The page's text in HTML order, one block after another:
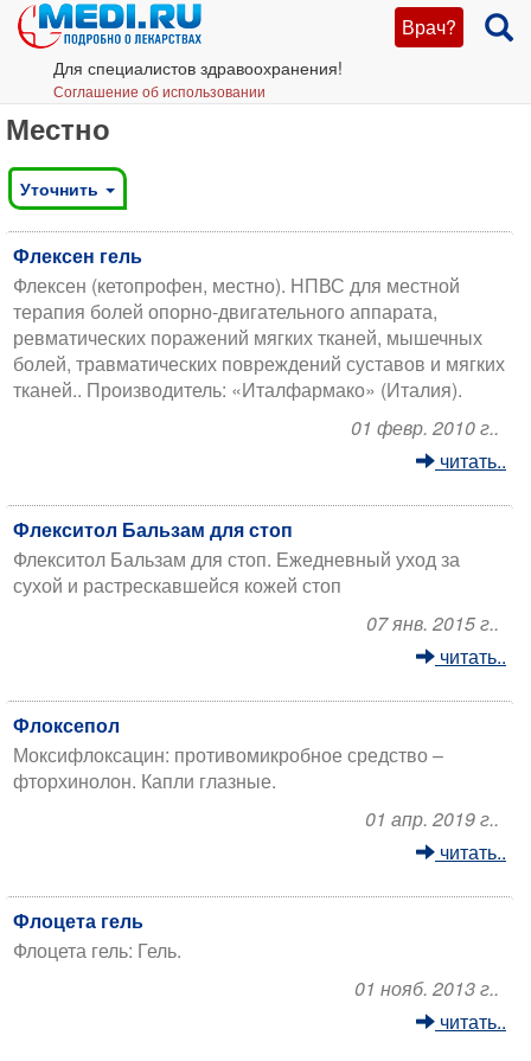
Врач?
Для специалистов здравоохранения!
Соглашение об использовании
Местно
Уточнить
Флексен гель
Флексен (кетопрофен, местно). НПВС для местной
терапия болей опорно-двигательного аппарата,
ревматических поражений мягких тканей, мышечных
болей, травматических повреждений суставов и мягких
тканей.. Производитель: «Италфармако» (Италия).
01 февр. 2010 г..
читать..
Флекситол Бальзам для стоп
Флекситол Бальзам для стоп. Ежедневный уход за
сухой и растрескавшейся кожей стоп
07 янв. 2015 г..
читать..
Флоксепол
Моксифлоксацин: противомикробное средство –
фторхинолон. Капли глазные.
01 апр. 2019 г..
читать..
Флоцета гель
Флоцета гель: Гель.
01 нояб. 2013 г..
читать..